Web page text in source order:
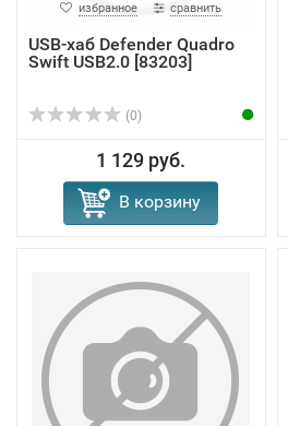
избранное сравнить
USB-хаб Defender Quadro
Swift USB2.0 [83203]
(0)
1 129 руб.
В корзину